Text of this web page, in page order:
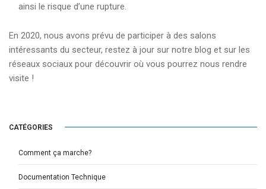
ainsi le risque d’une rupture.
En 2020, nous avons prévu de participer à des salons
intéressants du secteur, restez à jour sur notre blog et sur les
réseaux sociaux pour découvrir où vous pourrez nous rendre
visite !
CATÉGORIES
Comment ça marche?
Documentation Technique